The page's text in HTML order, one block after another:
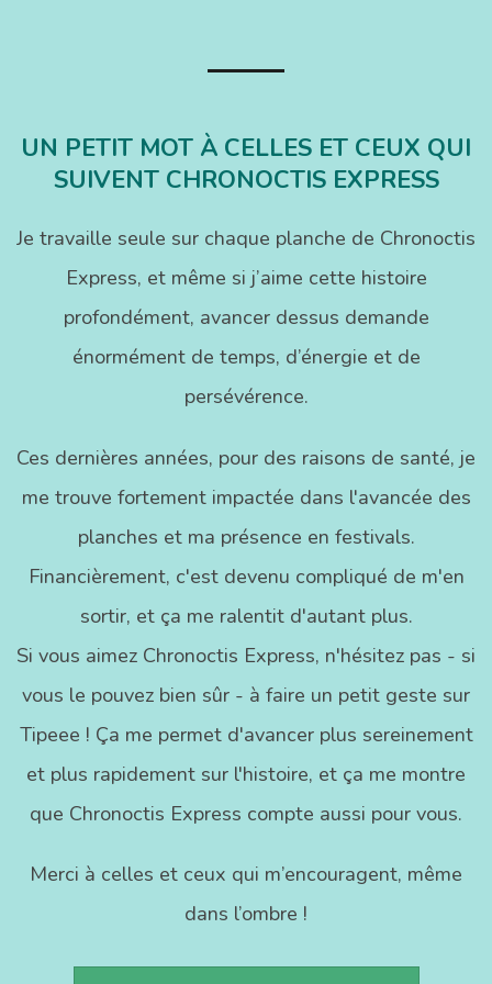
UN PETIT MOT À CELLES ET CEUX QUI
SUIVENT CHRONOCTIS EXPRESS
Je travaille seule sur chaque planche de Chronoctis
Express, et même si j’aime cette histoire
profondément, avancer dessus demande
énormément de temps, d’énergie et de
persévérence.
Ces dernières années, pour des raisons de santé, je
me trouve fortement impactée dans l'avancée des
planches et ma présence en festivals.
Financièrement, c'est devenu compliqué de m'en
sortir, et ça me ralentit d'autant plus.
Si vous aimez Chronoctis Express, n'hésitez pas - si
vous le pouvez bien sûr - à faire un petit geste sur
Tipeee ! Ça me permet d'avancer plus sereinement
et plus rapidement sur l'histoire, et ça me montre
que Chronoctis Express compte aussi pour vous.
Merci à celles et ceux qui m’encouragent, même
dans l’ombre !